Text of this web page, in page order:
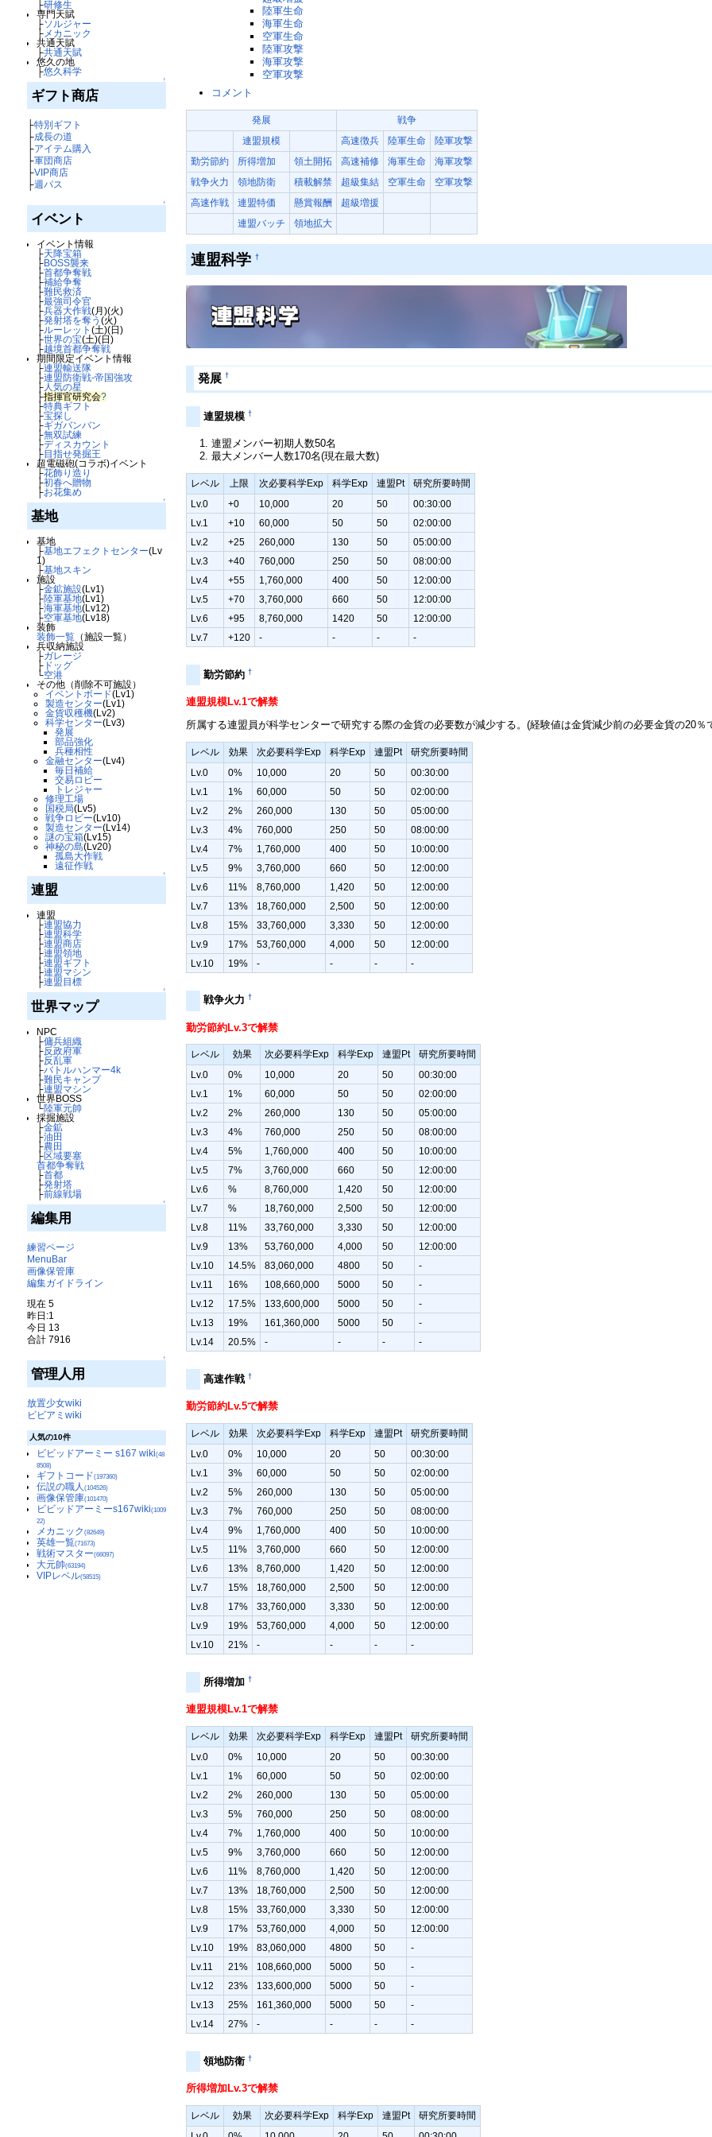
├研修生
専門天賦
├ソルジャー
├メカニック
共通天賦
├共通天賦
悠久の地
├悠久科学
↑
ギフト商店
├特別ギフト
├成長の道
├アイテム購入
├軍団商店
├VIP商店
├週パス
↑
イベント
イベント情報
├天降宝箱
├BOSS襲来
├首都争奪戦
├補給争奪
├難民救済
├最強司令官
├兵器大作戦(月)(火)
├発射塔を奪う (火)
├ルーレット (土)(日)
├世界の宝(土)(日)
├越境首都争奪戦
期間限定イベント情報
├連盟輸送隊
├連盟防衛戦-帝国強攻
├人気の星
├指揮官研究会?
├特典ギフト
├宝探し
├ギガバンバン
├無双試練
├ディスカウント
├目指せ発掘王
超電磁砲(コラボ)イベント
├花飾り造り
├初春へ贈物
├お花集め
↑
基地
基地
├基地エフェクトセンター(Lv
1)
├基地スキン
施設
├金鉱施設(Lv1)
├陸軍基地(Lv1)
├海軍基地(Lv12)
├空軍基地(Lv18)
装飾
装飾一覧（施設一覧）
兵収納施設
├ガレージ
├ドッグ
└空港
その他（削除不可施設）
イベントボード(Lv1)
製造センター(Lv1)
金貨収穫機(Lv2)
科学センター(Lv3)
発展
部品強化
兵種相性
金融センター(Lv4)
毎日補給
交易ロビー
トレジャー
修理工場
国税局(Lv5)
戦争ロビー(Lv10)
製造センター(Lv14)
謎の宝箱(Lv15)
神秘の島(Lv20)
孤島大作戦
遠征作戦
↑
連盟
連盟
├連盟協力
├連盟科学
├連盟商店
├連盟領地
├連盟ギフト
├連盟マシン
├連盟目標
↑
世界マップ
NPC
├傭兵組織
├反政府軍
├反乱軍
├バトルハンマー4k
├難民キャンプ
├連盟マシン
世界BOSS
└陸軍元帥
採掘施設
├金鉱
├油田
├農田
├区域要塞
首都争奪戦
├首都
├発射塔
├前線戦場
↑
編集用
練習ページ
MenuBar
画像保管庫
編集ガイドライン
現在 5
昨日:1
今日 13
合計 7916
↑
管理人用
放置少女wiki
ビビアミwiki
人気の10件
ビビッドアーミー s167 wiki(48
8508)
ギフトコード(197360)
伝説の職人 (104526)
画像保管庫(101470)
ビビッドアーミーs167wiki(1009
22)
メカニック (82649)
英雄一覧(71673)
戦術マスター(66097)
大元帥(63194)
VIPレベル(58515)
陸軍生命
海軍生命
空軍生命
陸軍攻撃
海軍攻撃
空軍攻撃
コメント
発展
戦争
連盟規模
高速徴兵 陸軍生命
陸軍攻撃
勤労節約
所得増加 領土開拓 高速補修 海軍生命
海軍攻撃
戦争火力
領地防衛 積載解禁 超級集結 空軍生命
空軍攻撃
高速作戦
連盟特価 懸賞報酬
超級増援
連盟バッチ
領地拡大
連盟科学†
発展 †
連盟規模†
連盟メンバー初期人数50名
最大メンバー人数170名(現在最大数)
レベル 上限 次必要科学Exp 科学Exp 連盟Pt
研究所要時間
Lv.0
+0 10,000 20 50
00:30:00
Lv.1
+10 60,000 50 50
02:00:00
Lv.2
+25 260,000 130 50
05:00:00
Lv.3
+40 760,000 250 50
08:00:00
Lv.4
+55 1,760,000 400 50
12:00:00
Lv.5
+70 3,760,000 660 50
12:00:00
Lv.6
+95 8,760,000 1420 50
12:00:00
Lv.7
+120 - - - -
勤労節約†
連盟規模Lv.1で解禁
所属する連盟員が科学センターで研究する際の金貨の必要数が減少する。(経験値は金貨減少前の必要金貨の20％
レベル 効果 次必要科学Exp 科学Exp 連盟Pt
研究所要時間
Lv.0
0% 10,000 20 50
00:30:00
Lv.1
1% 60,000 50 50
02:00:00
Lv.2
2% 260,000 130 50
05:00:00
Lv.3
4% 760,000 250 50
08:00:00
Lv.4
7% 1,760,000 400 50
10:00:00
Lv.5
9% 3,760,000 660 50
12:00:00
Lv.6
11% 8,760,000 1,420 50
12:00:00
Lv.7
13% 18,760,000 2,500 50
12:00:00
Lv.8
15% 33,760,000 3,330 50
12:00:00
Lv.9
17% 53,760,000 4,000 50
12:00:00
Lv.10
19% - - - -
戦争火力†
勤労節約Lv.3で解禁
レベル 効果 次必要科学Exp 科学Exp 連盟Pt
研究所要時間
Lv.0
0% 10,000 20 50
00:30:00
Lv.1
1% 60,000 50 50
02:00:00
Lv.2
2% 260,000 130 50
05:00:00
Lv.3
4% 760,000 250 50
08:00:00
Lv.4
5% 1,760,000 400 50
10:00:00
Lv.5
7% 3,760,000 660 50
12:00:00
Lv.6
% 8,760,000 1,420 50
12:00:00
Lv.7
% 18,760,000 2,500 50
12:00:00
Lv.8
11% 33,760,000 3,330 50
12:00:00
Lv.9
13% 53,760,000 4,000 50
12:00:00
Lv.10
14.5% 83,060,000 4800 50
-
Lv.11
16% 108,660,000 5000 50
-
Lv.12
17.5% 133,600,000 5000 50
-
Lv.13
19% 161,360,000 5000 50
-
Lv.14
20.5% - - - -
高速作戦†
勤労節約Lv.5で解禁
レベル 効果 次必要科学Exp 科学Exp 連盟Pt
研究所要時間
Lv.0
0% 10,000 20 50
00:30:00
Lv.1
3% 60,000 50 50
02:00:00
Lv.2
5% 260,000 130 50
05:00:00
Lv.3
7% 760,000 250 50
08:00:00
Lv.4
9% 1,760,000 400 50
10:00:00
Lv.5
11% 3,760,000 660 50
12:00:00
Lv.6
13% 8,760,000 1,420 50
12:00:00
Lv.7
15% 18,760,000 2,500 50
12:00:00
Lv.8
17% 33,760,000 3,330 50
12:00:00
Lv.9
19% 53,760,000 4,000 50
12:00:00
Lv.10
21% - - - -
所得増加†
連盟規模Lv.1で解禁
レベル 効果 次必要科学Exp 科学Exp 連盟Pt
研究所要時間
Lv.0
0% 10,000 20 50
00:30:00
Lv.1
1% 60,000 50 50
02:00:00
Lv.2
2% 260,000 130 50
05:00:00
Lv.3
5% 760,000 250 50
08:00:00
Lv.4
7% 1,760,000 400 50
10:00:00
Lv.5
9% 3,760,000 660 50
12:00:00
Lv.6
11% 8,760,000 1,420 50
12:00:00
Lv.7
13% 18,760,000 2,500 50
12:00:00
Lv.8
15% 33,760,000 3,330 50
12:00:00
Lv.9
17% 53,760,000 4,000 50
12:00:00
Lv.10
19% 83,060,000 4800 50
-
Lv.11
21% 108,660,000 5000 50
-
Lv.12
23% 133,600,000 5000 50
-
Lv.13
25% 161,360,000 5000 50
-
Lv.14
27% - - - -
領地防衛†
所得増加Lv.3で解禁
レベル 効果 次必要科学Exp 科学Exp 連盟Pt
研究所要時間